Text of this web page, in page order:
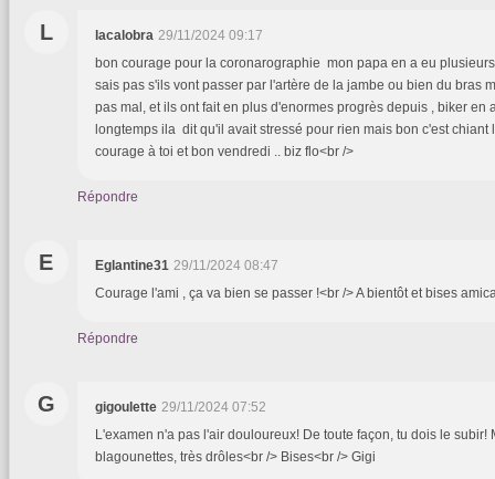
L lacalobra 29/11/2024 09:17
bon courage pour la coronarographie mon papa en a eu
sais pas s'ils vont passer par l'artère de la jambe ou bien du bras
pas mal, et ils ont fait en plus d'enormes progrès depuis , biker en
longtemps ila dit qu'il avait stressé pour rien mais bon c'est chiant
courage à toi et bon vendredi .. biz flo<br />
Répondre
E Eglantine31 29/11/2024 08:47
Courage l'ami , ça va bien se passer !<br /> A bientôt et bises
Répondre
G gigoulette 29/11/2024 07:52
L'examen n'a pas l'air douloureux! De toute façon, tu dois le subir!
blagounettes, très drôles<br /> Bises<br /> Gigi